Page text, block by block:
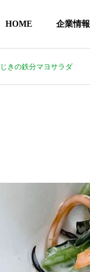
HOME 企業情報
きの鉄分マヨサラダ